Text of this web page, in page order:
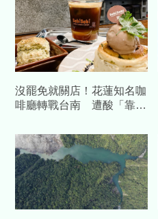
沒罷免就關店！花蓮知名咖
啡廳轉戰台南 遭酸「靠補